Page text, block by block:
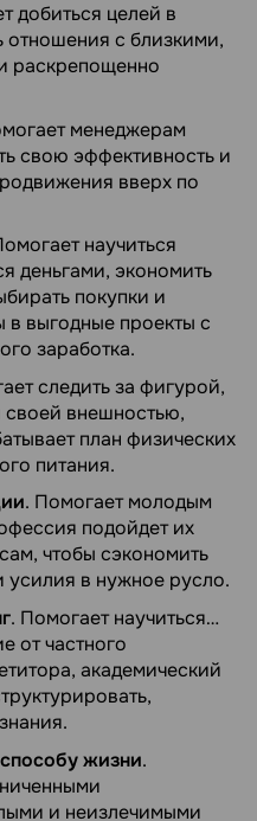
добиться целей в
отношения с близкими,
раскрепощенно
менеджерам
свою эффективность и
вверх по
научиться
деньгами, экономить
покупки и
в выгодные проекты с
заработка.
следить за фигурой,
своей внешностью,
план физических
питания.
. Помогает молодым
подойдет их
чтобы сэкономить
усилия в нужное русло.
. Помогает научиться…
от частного
академический
жизни.
и неизлечимыми